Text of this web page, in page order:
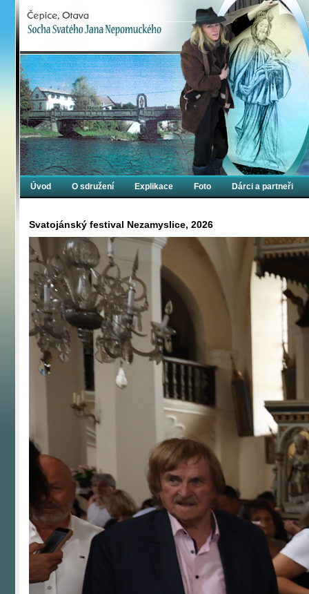
Úvod O sdružení Explikace Foto Dárci a partneři
Svatojánský festival Nezamyslice, 2026